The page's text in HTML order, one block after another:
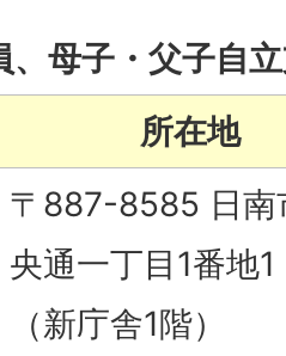
、母子・父子自
所在地
〒887-8585 日南
央通一丁目1番地1
（新庁舎1階）